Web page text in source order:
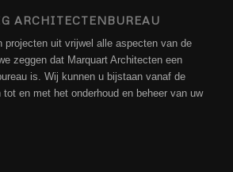
ARCHITECTENBUREAU
projecten uit vrijwel alle aspecten van de
zeggen dat Marquart Architecten een
is. Wij kunnen u bijstaan vanaf de
en met het onderhoud en beheer van uw